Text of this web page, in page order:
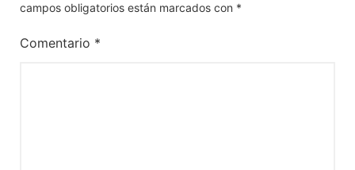
campos obligatorios están marcados con *
Comentario *